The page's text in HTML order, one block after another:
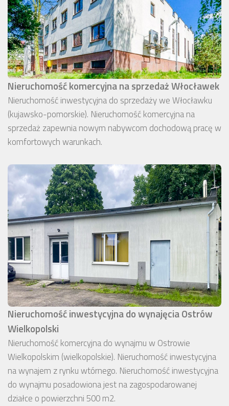
Nieruchomość komercyjna na sprzedaż Włocławek
Nieruchomość inwestycyjna do sprzedaży we Włocławku
(kujawsko-pomorskie). Nieruchomość komercyjna na
sprzedaż zapewnia nowym nabywcom dochodową pracę w
komfortowych warunkach.
Nieruchomość inwestycyjna do wynajęcia Ostrów
Wielkopolski
Nieruchomość komercyjna do wynajmu w Ostrowie
Wielkopolskim (wielkopolskie). Nieruchomość inwestycyjna
na wynajem z rynku wtórnego. Nieruchomość inwestycyjna
do wynajmu posadowiona jest na zagospodarowanej
działce o powierzchni 500 m2.